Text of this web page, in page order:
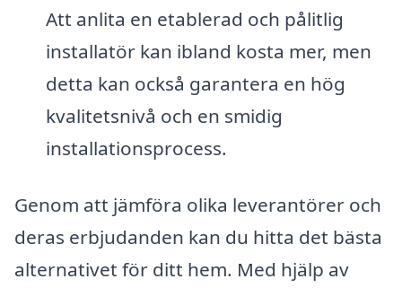
Att anlita en etablerad och pålitlig
installatör kan ibland kosta mer, men
detta kan också garantera en hög
kvalitetsnivå och en smidig
installationsprocess.
Genom att jämföra olika leverantörer och
deras erbjudanden kan du hitta det bästa
alternativet för ditt hem. Med hjälp av